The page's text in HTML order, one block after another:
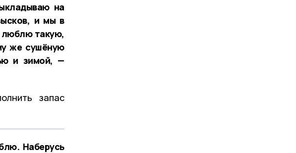
на
и мы в
люблю такую,
же сушёную
и зимой, —
запас
Наберусь